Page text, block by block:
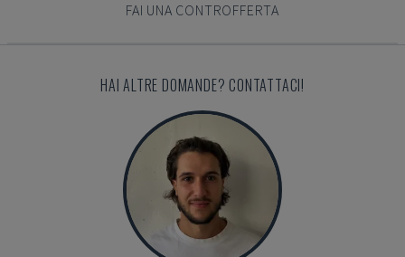
FAI UNA CONTROFFERTA
HAI ALTRE DOMANDE? CONTATTACI!